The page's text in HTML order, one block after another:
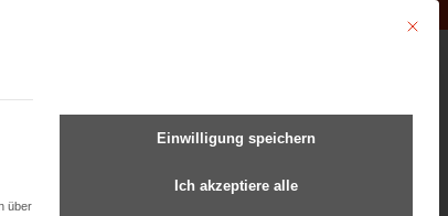
Mit
über
Einwilligung speichern
Ich akzeptiere alle